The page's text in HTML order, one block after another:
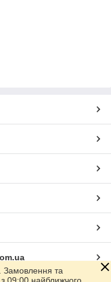
Замовлення та